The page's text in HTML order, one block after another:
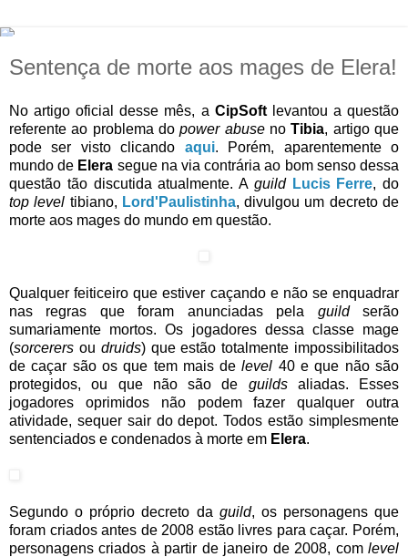
Sentença de morte aos mages de Elera!
No artigo oficial desse mês, a CipSoftlevantou a questão
referente ao problema dopower abusenoTibia, artigo que
pode ser visto clicando aqui. Porém, aparentemente o
mundo de Elera segue na via contrária ao bom senso dessa
questão tão discutida atualmente. A guild Lucis Ferre, do
top level tibiano, Lord'Paulistinha, divulgou um decreto de
morte aos mages do mundo em questão.
Qualquer feiticeiro que estiver caçando e não se enquadrar
nas regras que foram anunciadas pela guildserão
sumariamente mortos. Os jogadores dessa classe mage
(sorcerers ou druids) que estão totalmente impossibilitados
de caçar são os que tem mais delevel 40 e que não são
protegidos, ou que não são de guildsaliadas. Esses
jogadores oprimidos não podem fazer qualquer outra
atividade, sequer sair do depot. Todos estão simplesmente
sentenciados e condenados à morte em Elera.
Segundo o próprio decreto da guild, os personagens que
foram criados antes de 2008 estão livres para caçar. Porém,
personagens criados à partir de janeiro de 2008, com level